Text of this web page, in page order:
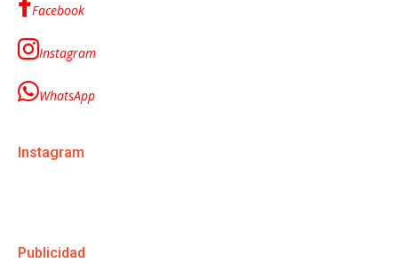
Facebook
Instagram
WhatsApp
Instagram
Publicidad